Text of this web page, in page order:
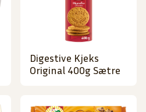
Digestive Kjeks
Original 400g Sætre